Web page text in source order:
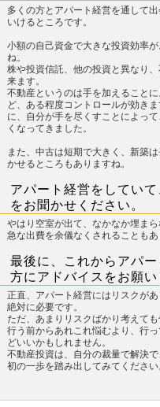
多くの方とアパート経営を通して
いけるところです。
小額の自己資金で大きな投資効率
ね。
株や投資信託、他の投資と異なり
来ます。
不動産というのは手を加えること
ど、ある程度コントロールが効き
に、自分が手を尽くすことによっ
くなってきました。
また、中古は短期で大きく、新築
かせるところもありますね。
アパート経営をしてい
をお聞かせください。
やはり空室が出て、なかなか埋ま
急な出費を余儀なくされることもあ
最後に、これからアパ
方にアドバイスをお願い
正直、アパート経営にはリスクが
絶対に必要です。
ただ、あまりリスクばかり考えても
行う前からあれこれ悩むより、行
どいいかもしれません。
不動産投資は、自分の裁量で解決
初の一歩を踏み出してみてください